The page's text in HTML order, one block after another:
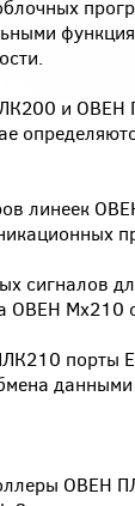
и
линеек
ОВЕН Мх210
порты
ОВЕН